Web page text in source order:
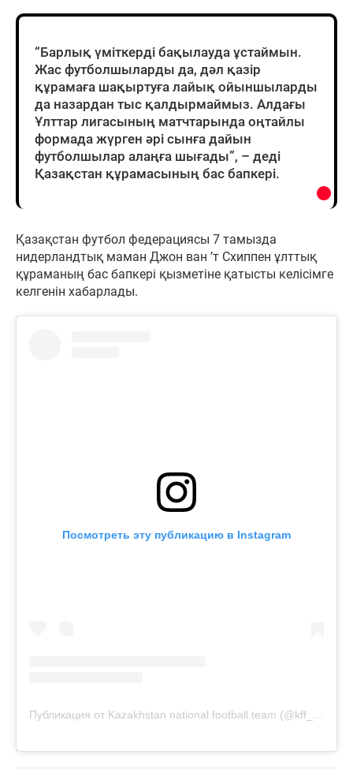
“Барлық үміткерді бақылауда ұстаймын.
Жас футболшыларды да, дәл қазір
құрамаға шақыртуға лайық ойыншыларды
да назардан тыс қалдырмаймыз. Алдағы
Ұлттар лигасының матчтарында оңтайлы
формада жүрген әрі сынға дайын
футболшылар алаңға шығады”, – деді
Қазақстан құрамасының бас бапкері.
Қазақстан футбол федерациясы 7 тамызда
нидерландтық маман Джон ван ’т Схиппен ұлттық
құраманың бас бапкері қызметіне қатысты келісімге
келгенін хабарлады.
Посмотреть эту публикацию в Instagram